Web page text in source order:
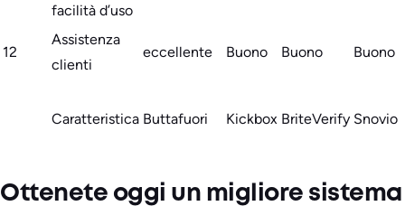
facilità d’uso
12
Assistenza
clienti
eccellente Buono Buono Buono
Caratteristica Buttafuori Kickbox BriteVerify Snovio
Ottenete oggi un migliore sistema